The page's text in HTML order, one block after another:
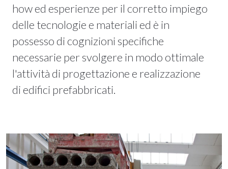
how ed esperienze per il corretto impiego
delle tecnologie e materiali ed è in
possesso di cognizioni specifiche
necessarie per svolgere in modo ottimale
l'attività di progettazione e realizzazione
di edifici prefabbricati.